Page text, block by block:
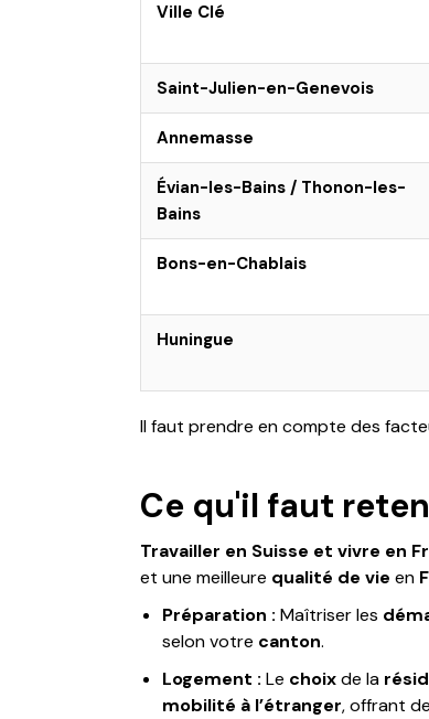
Ville Clé
Saint-Julien-en-Genevois
Annemasse
Évian-les-Bains / Thonon-les-
Bains
Bons-en-Chablais
Huningue
Il faut prendre en compte des
Ce qu'il faut
Travailler en Suisse et vivre en
et une meilleure qualité de vie en
Préparation : Maîtriser les
selon votre canton.
Logement : Le choixde la
mobilité à l’étranger, offrant